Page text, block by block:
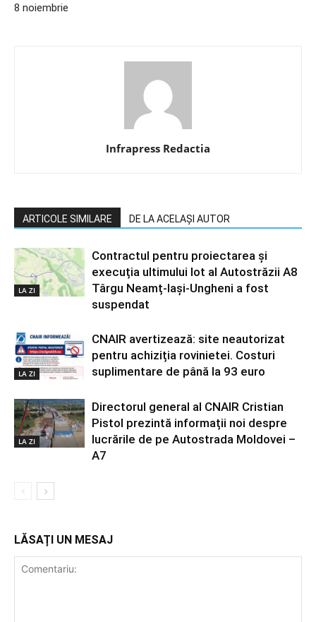
8 noiembrie
Infrapress Redactia
ARTICOLE SIMILARE DE LA ACELAȘI AUTOR
LA ZI
Contractul pentru proiectarea și
execuția ultimului lot al Autostrăzii A8
Târgu Neamț-Iași-Ungheni a fost
suspendat
LA ZI
CNAIR avertizează: site neautorizat
pentru achiziția rovinietei. Costuri
suplimentare de până la 93 euro
LA ZI
Directorul general al CNAIR Cristian
Pistol prezintă informații noi despre
lucrările de pe Autostrada Moldovei –
A7
LĂSAȚI UN MESAJ